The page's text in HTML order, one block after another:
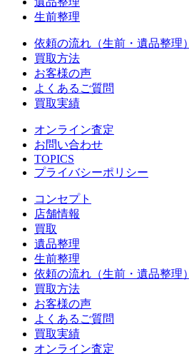
生前整理
依頼の流れ（生前・遺品整理）
買取方法
お客様の声
よくあるご質問
買取実績
オンライン査定
お問い合わせ
TOPICS
プライバシーポリシー
コンセプト
店舗情報
買取
遺品整理
生前整理
依頼の流れ（生前・遺品整理）
買取方法
お客様の声
よくあるご質問
買取実績
オンライン査定